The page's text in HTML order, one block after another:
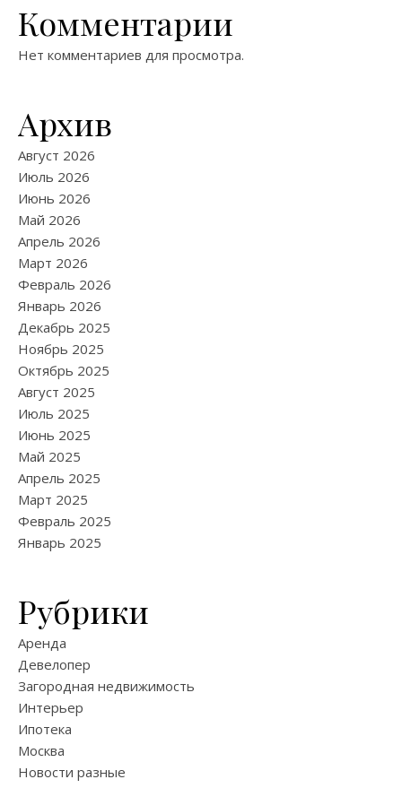
Комментарии
Нет комментариев для просмотра.
Архив
Август 2026
Июль 2026
Июнь 2026
Май 2026
Апрель 2026
Март 2026
Февраль 2026
Январь 2026
Декабрь 2025
Ноябрь 2025
Октябрь 2025
Август 2025
Июль 2025
Июнь 2025
Май 2025
Апрель 2025
Март 2025
Февраль 2025
Январь 2025
Рубрики
Аренда
Девелопер
Загородная недвижимость
Интерьер
Ипотека
Москва
Новости разные